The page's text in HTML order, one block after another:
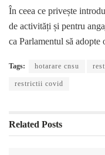
În ceea ce privește
de activități și pentru
ca Parlamentul să adopte
Tags: hotarare cnsu
restrictii covid
Related Posts